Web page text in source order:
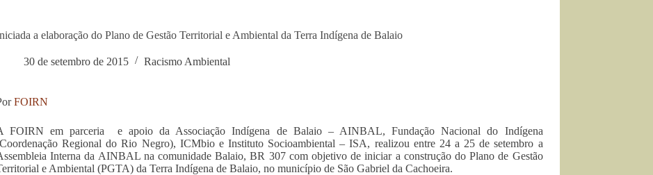
a elaboração do Plano de Gestão Territorial e Ambiental da Terra Indígena de Balaio
30 de setembro de 2015 Racismo Ambiental
FOIRN
FOIRN em parceria e apoio da Associação Indígena de Balaio – AINBAL, Fundação Nacional do Indígena
Regional do Rio Negro), ICMbio e Instituto Socioambiental – ISA, realizou entre 24 a 25 de setembro a
Interna da AINBAL na comunidade Balaio, BR 307 com objetivo de iniciar a construção do Plano de Gestão
e Ambiental (PGTA) da Terra Indígena de Balaio, no município de São Gabriel da Cachoeira.